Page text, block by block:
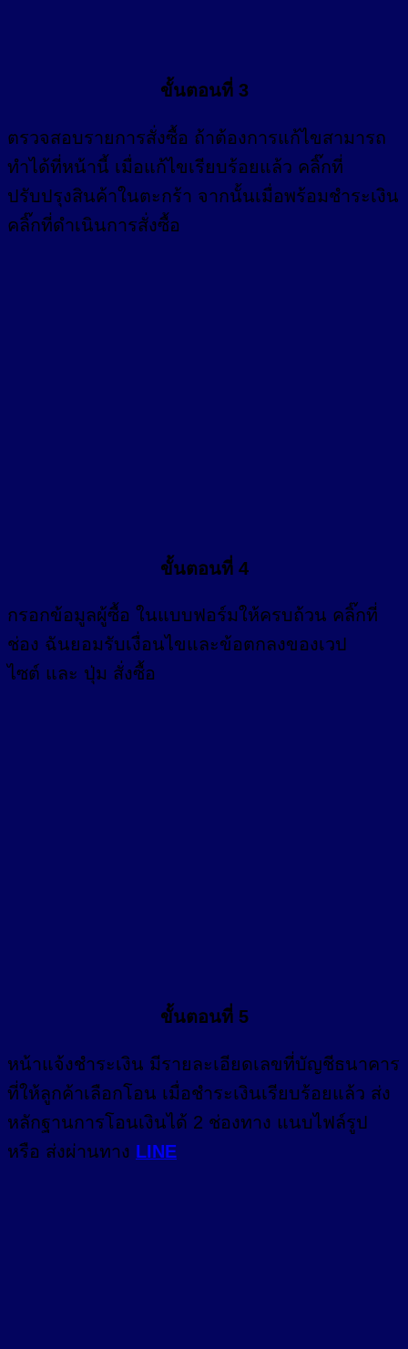
ขั้นตอนที่ 3
ตรวจสอบรายการสั่งซื้อ ถ้าต้องการแก้ไขสามารถ
ทำได้ที่หน้านี้ เมื่อแก้ไขเรียบร้อยแล้ว คลิ๊กที่
ปรับปรุงสินค้าในตะกร้า จากนั้นเมื่อพร้อมชำระเงิน
คลิ๊กที่ดำเนินการสั่งซื้อ
ขั้นตอนที่ 4
กรอกข้อมูลผู้ซื้อ ในแบบฟอร์มให้ครบถ้วน คลิ๊กที่
ช่อง ฉันยอมรับเงื่อนไขและข้อตกลงของเวป
ไซต์ และ ปุ่ม สั่งซื้อ
ขั้นตอนที่ 5
หน้าแจ้งชำระเงิน มีรายละเอียดเลขที่บัญชีธนาคาร
ที่ให้ลูกค้าเลือกโอน เมื่อชำระเงินเรียบร้อยแล้ว ส่ง
หลักฐานการโอนเงินได้ 2 ช่องทาง แนบไฟล์รูป
หรือ ส่งผ่านทาง LINE